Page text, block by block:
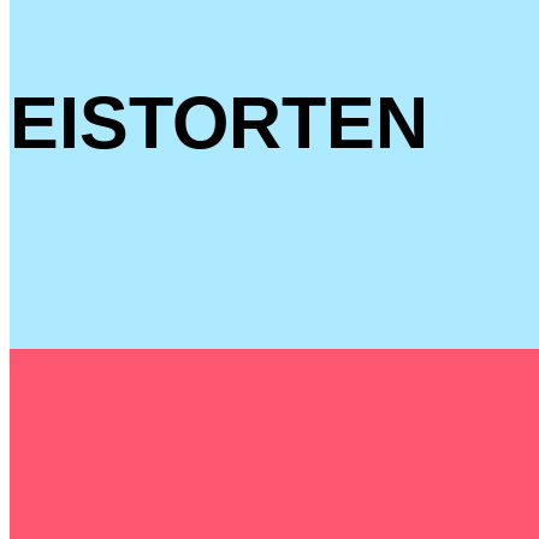
EISTORTEN